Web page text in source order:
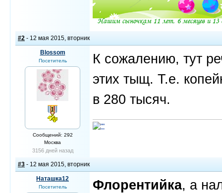
#2 - 12 мая 2015, вторник
Blossom
Посетитель
Сообщений: 292
Москва
3156 дней назад
К сожалению, тут
этих тыщ. Т.е.
в 280 тысяч.
#3 - 12 мая 2015, вторник
Наташка12
Посетитель Флорентийка, а